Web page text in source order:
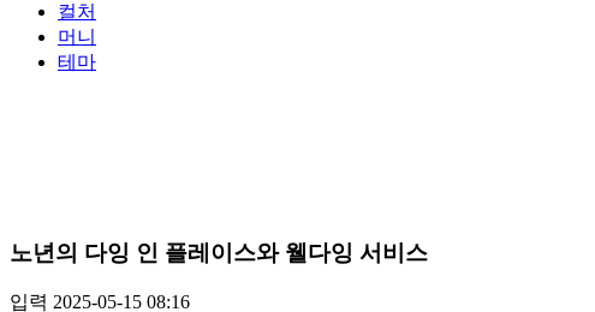
컬처
머니
테마
노년의 다잉 인 플레이스와 웰다잉 서비스
입력 2025-05-15 08:16